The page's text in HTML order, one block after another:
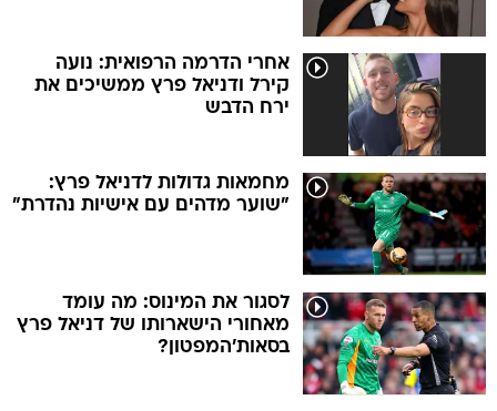
אחרי הדרמה הרפואית: נועה
קירל ודניאל פרץ ממשיכים את
ירח הדבש
מחמאות גדולות לדניאל פרץ:
"שוער מדהים עם אישיות נהדרת"
לסגור את המינוס: מה עומד
מאחורי הישארותו של דניאל פרץ
בסאות'המפטון?